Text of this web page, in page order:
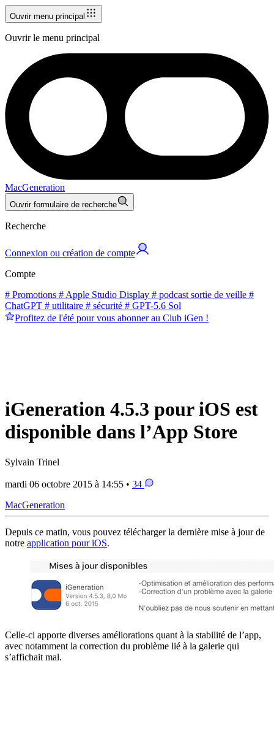
Ouvrir menu principal
Ouvrir le menu principal
MacGeneration
Ouvrir formulaire de recherche
Recherche
Connexion ou création de compte
Compte
# Promotions # Apple Studio Display # podcast sortie de veille #
ChatGPT # utilitaire # sécurité # GPT-5.6 Sol
Profitez de l'été pour vous abonner au Club iGen !
iGeneration 4.5.3 pour iOS est
disponible dans l’App Store
Sylvain Trinel
mardi 06 octobre 2015 à 14:55 • 34
MacGeneration
Depuis ce matin, vous pouvez télécharger la dernière mise à jour de
notre application pour iOS.
Celle-ci apporte diverses améliorations quant à la stabilité de l’app,
avec notamment la correction du problème lié à la galerie qui
s’affichait mal.